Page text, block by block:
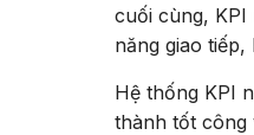
cuối cùng,
năng giao
Hệ thống KPI
thành tốt công